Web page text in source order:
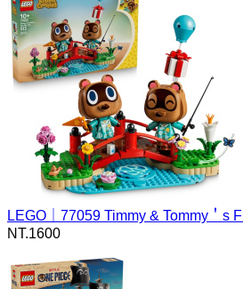
LEGO｜77059 Timmy & Tommy＇s
NT.1600